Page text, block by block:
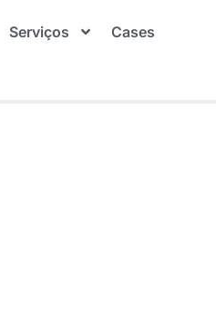
Serviços
Cases